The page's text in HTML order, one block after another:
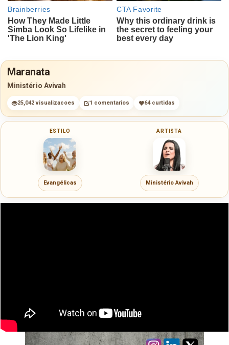
Maranata
Ministério Avivah
25,042 visualizacoes 1 comentarios 64 curtidas
ESTILO
Evangélicas
ARTISTA
Ministério Avivah